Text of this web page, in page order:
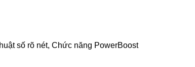
số rõ nét, Chức năng PowerBoost